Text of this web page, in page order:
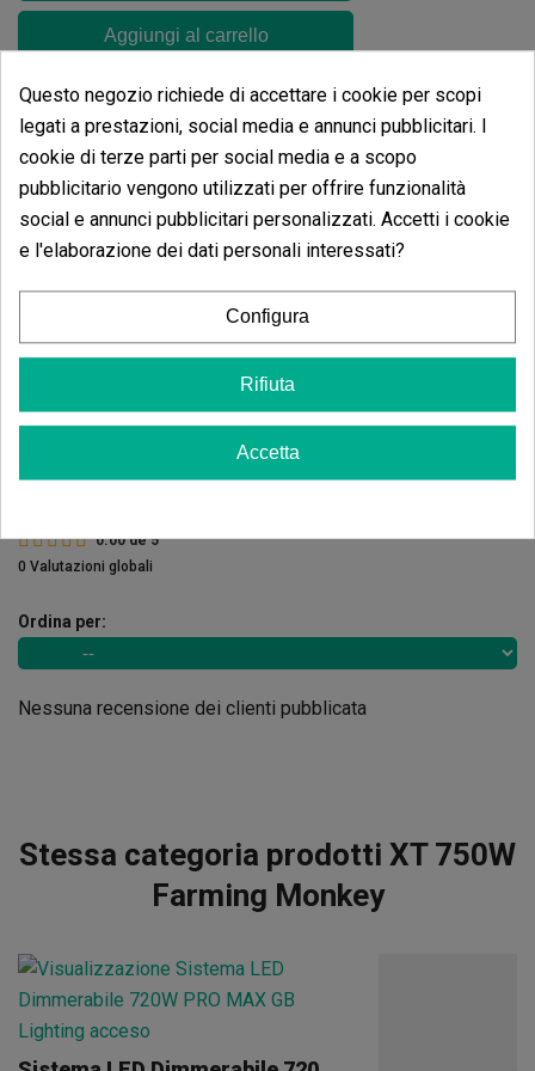
Aggiungi al carrello
Recensioni diXT 750W
Farming Monkey
Opinionide clientes
3 estrelle
0.00%
0.00de5
0 Valutazioni globali
Ordina per:
Nessuna recensione dei clienti pubblicata
Stessa categoria prodotti XT 750W
Farming Monkey
Questo negozio richiede di accettare i cookie per scopi
legati a prestazioni, social media e annunci pubblicitari. I
cookie di terze parti per social media e a scopo
pubblicitario vengono utilizzati per offrire funzionalità
social e annunci pubblicitari personalizzati. Accetti i cookie
e l'elaborazione dei dati personali interessati?
Configura
Rifiuta
Accetta